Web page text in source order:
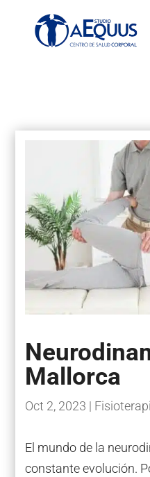
Mallorca
Oct 2, 2023 |
El mundo de la
constante evolución.